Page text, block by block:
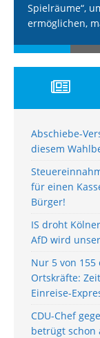
Spielräume“,
ermöglichen,
Abschiebe-
diesem
für einen
Bürger!
IS droht
AfD wird
Nur 5 von
Ortskräfte:
Einreise-
CDU-Chef
betrügt schon